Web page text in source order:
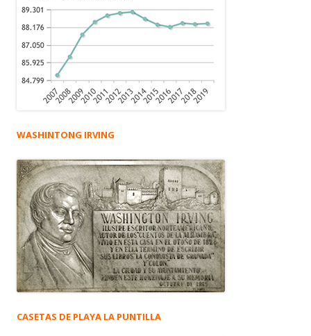
WASHINTONG IRVING
CASETAS DE PLAYA LA PUNTILLA